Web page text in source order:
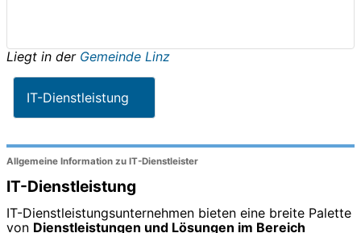
Liegt in der Gemeinde Linz
IT-Dienstleistung
Allgemeine Information zu IT-Dienstleister
IT-Dienstleistung
IT-Dienstleistungsunternehmen bieten eine breite Palette
von Dienstleistungen und Lösungen im Bereich